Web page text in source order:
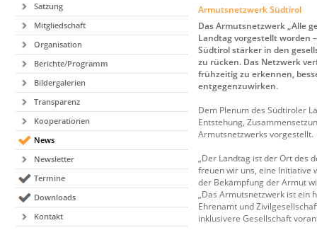
Satzung
Mitgliedschaft
Organisation
Berichte/Programm
Bildergalerien
Transparenz
Kooperationen
News
Newsletter
Termine
Downloads
Kontakt
Armutsnetzwerk Südtirol
Das Armutsnetzwerk „Alle
Landtag vorgestellt worden
Südtirol stärker in den
zu rücken. Das Netzwerk
frühzeitig zu erkennen,
entgegenzuwirken.
Dem Plenum des Südtiroler
Entstehung,
Armutsnetzwerks vorgestellt.
„Der Landtag ist der Ort des
freuen wir uns, eine Initiative
der Bekämpfung der Armut
„Das Armutsnetzwerk ist ein
Ehrenamt und
inklusivere Gesellschaft